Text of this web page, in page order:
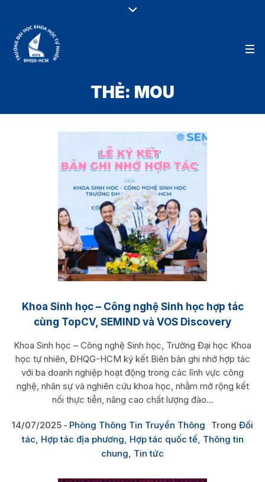
THẺ: MOU
Khoa Sinh học – Công nghệ Sinh học hợp tác
cùng TopCV, SEMIND và VOS Discovery
Khoa Sinh học – Công nghệ Sinh học, Trường Đại học Khoa
học tự nhiên, ĐHQG-HCM ký kết Biên bản ghi nhớ hợp tác
với ba doanh nghiệp hoạt động trong các lĩnh vực công
nghệ, nhân sự và nghiên cứu khoa học, nhằm mở rộng kết
nối thực tiễn, nâng cao chất lượng đào...
14/07/2025 Phòng Thông Tin Truyền Thông Trong Đối
tác, Hợp tác địa phương, Hợp tác quốc tế, Thông tin
chung, Tin tức